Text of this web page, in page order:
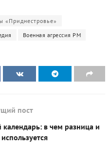
«Приднестровье»
Военная агрессия РМ
пост
в чем разница и